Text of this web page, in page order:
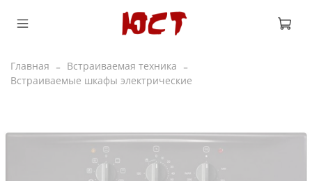
Главная
Встраиваемая техника
Встраиваемые шкафы электрические